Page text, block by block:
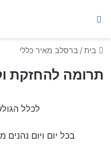
בית / ברסלב מאיר כללי
תרומה להחזקת
לכלל
בכל יום ויום נהנים